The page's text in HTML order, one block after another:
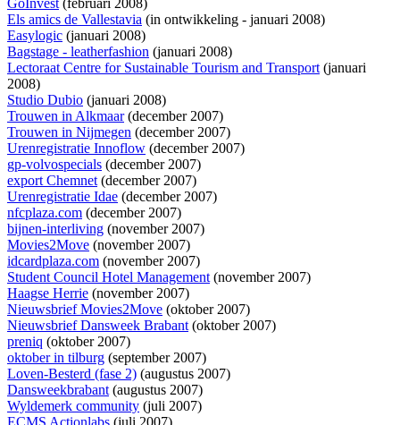
GoInvest(februari 2008)
Els amics de Vallestavia (in ontwikkeling - januari 2008)
Easylogic (januari 2008)
Bagstage - leatherfashion (januari 2008)
Lectoraat Centre for Sustainable Tourism and Transport(januari
2008)
Studio Dubio (januari 2008)
Trouwen in Alkmaar(december 2007)
Trouwen in Nijmegen (december 2007)
Urenregistratie Innoflow (december 2007)
gp-volvospecials (december 2007)
export Chemnet(december 2007)
Urenregistratie Idae (december 2007)
nfcplaza.com (december 2007)
bijnen-interliving (november 2007)
Movies2Move (november 2007)
idcardplaza.com (november 2007)
Student Council Hotel Management(november 2007)
Haagse Herrie (november 2007)
Nieuwsbrief Movies2Move (oktober 2007)
Nieuwsbrief Dansweek Brabant(oktober 2007)
preniq (oktober 2007)
oktober in tilburg (september 2007)
Loven-Besterd (fase 2) (augustus 2007)
Dansweekbrabant(augustus 2007)
Wyldemerk community (juli 2007)